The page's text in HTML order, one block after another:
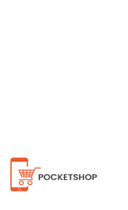
Auf WhatsApp chatten